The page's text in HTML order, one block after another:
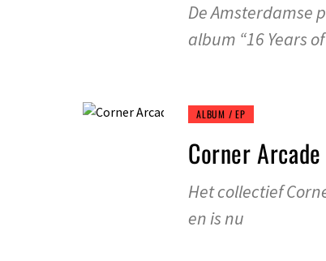
De Amsterdamse
album “16 Years
ALBUM / EP
Corner
Het collectief
en is nu